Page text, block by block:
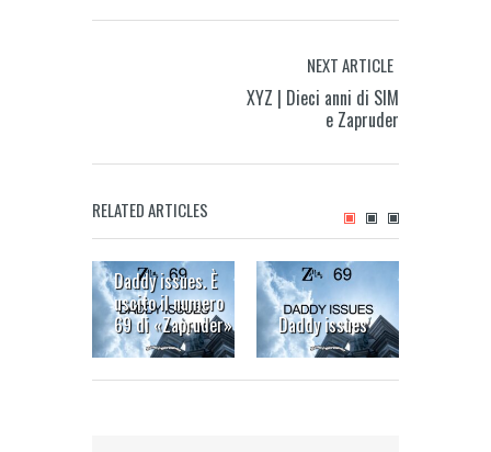
NEXT ARTICLE
XYZ | Dieci anni di SIM
e Zapruder
RELATED ARTICLES
Daddy issues. È
uscito il numero
69 di «Zapruder»
Daddy issues